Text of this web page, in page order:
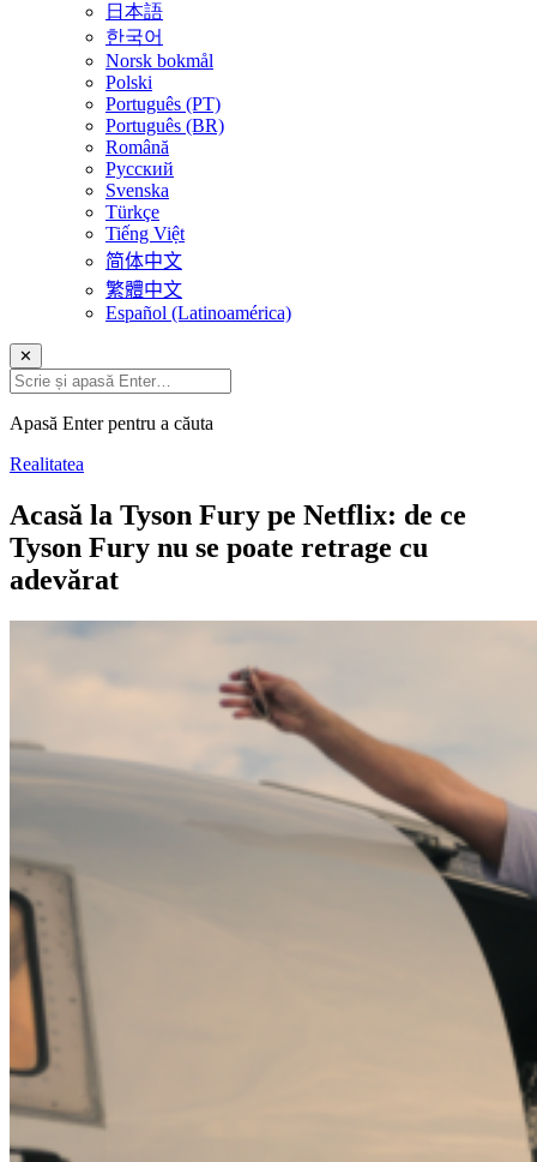
日本語
한국어
Norsk bokmål
Polski
Português (PT)
Português (BR)
Română
Русский
Svenska
Türkçe
Tiếng Việt
简体中文
繁體中文
Español (Latinoamérica)
✕
Apasă Enter pentru a căuta
Realitatea
Acasă la Tyson Fury pe Netflix: de ce
Tyson Fury nu se poate retrage cu
adevărat